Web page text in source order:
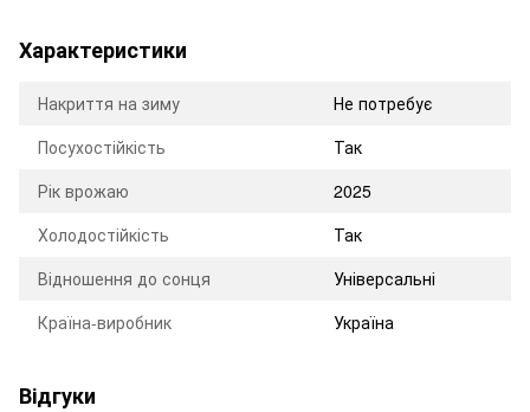
Характеристики
Накриття на зиму
Не потребує
Посухостійкість
Так
Рік врожаю
2025
Холодостійкість
Так
Відношення до сонця
Універсальні
Країна-виробник
Україна
Відгуки